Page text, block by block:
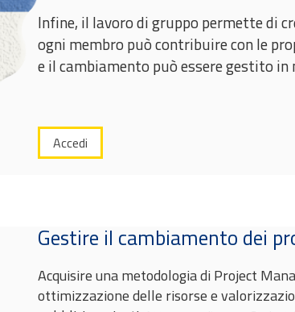
Infine, il lavoro di gruppo permette di
ogni membro può contribuire con le
e il cambiamento può essere gestito
Accedi
Gestire il cambiamento dei
Acquisire una metodologia di Project
ottimizzazione delle risorse e